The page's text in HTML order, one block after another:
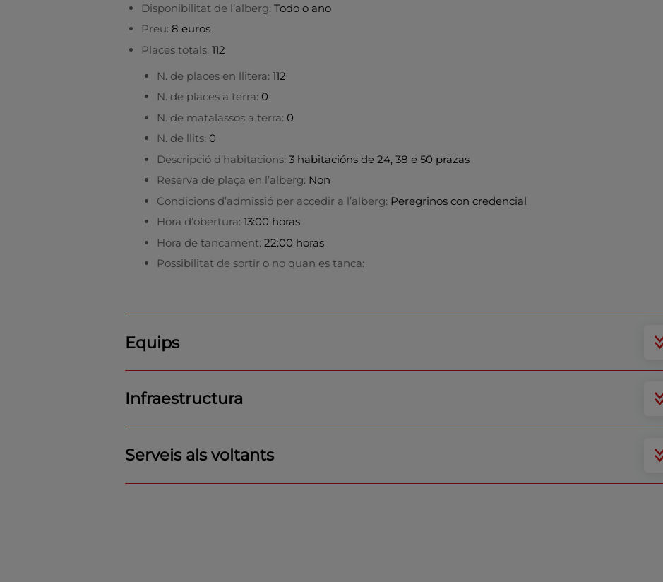
Disponibilitat de l’alberg: Todo o ano
Preu: 8 euros
Places totals: 112
N. de places en llitera: 112
N. de places a terra: 0
N. de matalassos a terra: 0
N. de llits: 0
Descripció d’habitacions: 3 habitacións de 24, 38 e 50 prazas
Reserva de plaça en l’alberg: Non
Condicions d’admissió per accedir a l’alberg: Peregrinos con credencial
Hora d’obertura: 13:00 horas
Hora de tancament: 22:00 horas
Possibilitat de sortir o no quan es tanca:
Equips
Infraestructura
Serveis als voltants